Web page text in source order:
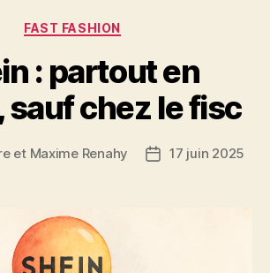
certaines
collectivités »
Catégories
FAST FASHION
: partout en
sauf chez le fisc
et Maxime Renahy
Date17 juin 2025